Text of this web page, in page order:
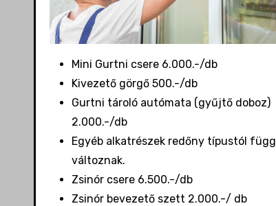
Mini Gurtni csere 6.000.-/db
Kivezető görgő 500.-/db
Gurtni tároló autómata (gyűjtő doboz)
2.000.-/db
Egyéb alkatrészek redőny típustól
változnak.
Zsinór csere 6.500.-/db
Zsinór bevezető szett 2.000.-/ db